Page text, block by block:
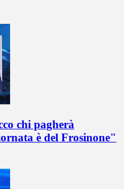
chi pagherà
è del Frosinone"